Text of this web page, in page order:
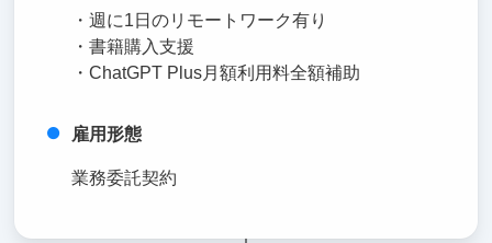
・週に1日のリモートワーク有り
・書籍購入支援
・ChatGPT Plus月額利用料全額補助
雇用形態
業務委託契約